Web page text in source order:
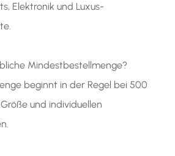
Elektronik und Luxus-
Mindestbestellmenge?
beginnt in der Regel bei 500
und individuellen